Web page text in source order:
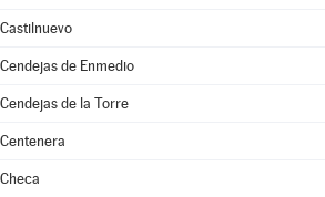
Castilnuevo
Cendejas de Enmedio
Cendejas de la Torre
Centenera
Checa